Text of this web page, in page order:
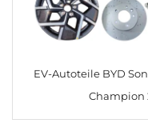
EV-Autoteile BYD
Champion